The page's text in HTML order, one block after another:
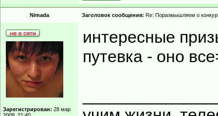
Nimada Заголовок сообщения: Re: Поразмышляем о
Зарегистрирован: 28 мар
интересные
путевка - оно